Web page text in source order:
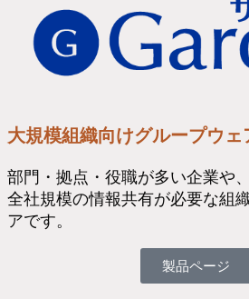
大規模組織向けグループウ
部門・拠点・役職が多い企業や
全社規模の情報共有が必要な組
アです。
製品ページ